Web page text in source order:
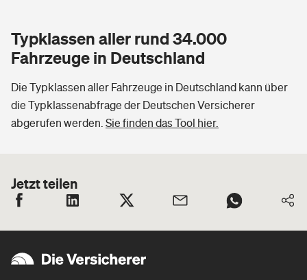
Typklassen aller rund 34.000
Fahrzeuge in Deutschland
Die Typklassen aller Fahrzeuge in Deutschland kann über
die Typklassenabfrage der Deutschen Versicherer
abgerufen werden. Sie finden das Tool hier.
Jetzt teilen